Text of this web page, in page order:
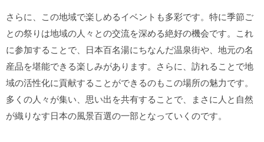
さらに、この地域で楽しめるイベントも多彩です。特に季節ご
との祭りは地域の人々との交流を深める絶好の機会です。これ
に参加することで、日本百名湯にちなんだ温泉街や、地元の名
産品を堪能できる楽しみがあります。さらに、訪れることで地
域の活性化に貢献することができるのもこの場所の魅力です。
多くの人々が集い、思い出を共有することで、まさに人と自然
が織りなす日本の風景百選の一部となっていくのです。